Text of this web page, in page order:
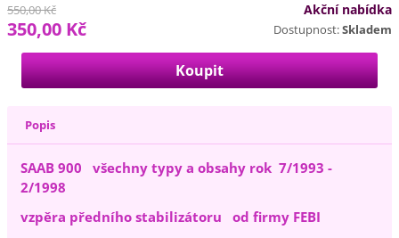
Akční nabídka
Dostupnost:Skladem
550,00 Kč
350,00 Kč
Popis
SAAB 900 všechny typy a obsahy rok 7/1993 -
2/1998
vzpěra předního stabilizátoru od firmy FEBI